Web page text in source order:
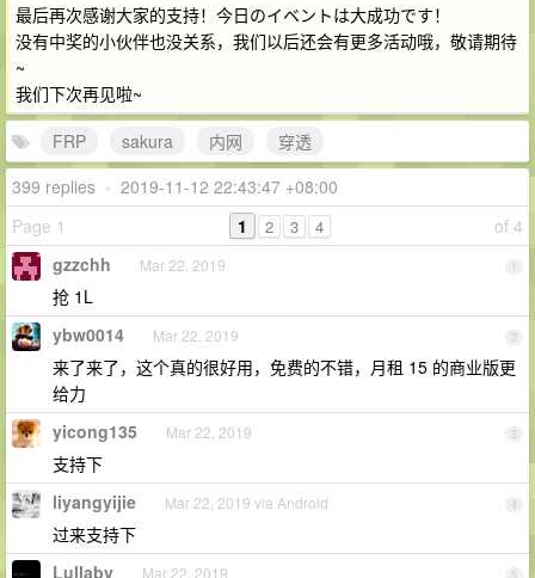
最后再次感谢大家的支持！今日のイベントは大成功です！
没有中奖的小伙伴也没关系，我们以后还会有更多活动哦，敬请期待
~
我们下次再见啦~
FRP
sakura 内网
穿透
399 replies • 2019-11-12 22:43:47 +08:00
Page 1
of 4
1 2 3 4
1
gzzchh Mar 22, 2019
抢 1L
2
ybw0014 Mar 22, 2019
来了来了，这个真的很好用，免费的不错，月租 15 的商业版更
给力
3
yicong135 Mar 22, 2019
支持下
4
liyangyijie Mar 22, 2019 via Android
过来支持下
5
Lullaby Mar 22, 2019